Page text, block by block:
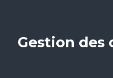
Gestion des